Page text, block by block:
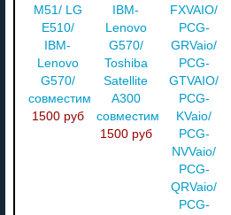
M51/ LG
E510/
IBM-
Lenovo
G570/
совместимый
1500 руб
IBM-
Lenovo
G570/
Toshiba
Satellite
A300
совместимый
1500 руб
FXVAIO/
PCG-
GRVaio/
PCG-
GTVAIO/
PCG-
KVaio/
PCG-
NVVaio/
PCG-
QRVaio/
PCG-